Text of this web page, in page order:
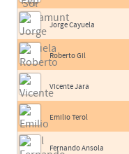
Jorge Cayuela
Roberto Gil
Vicente Jara
Emilio Terol
Fernando Ansola